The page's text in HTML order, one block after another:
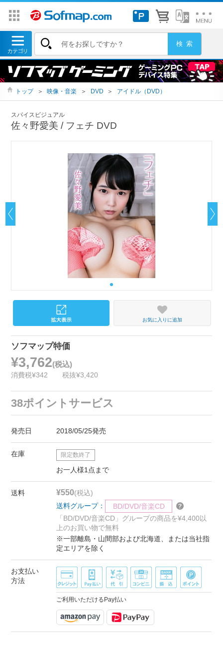
トップ ＞ 映像・音楽 ＞ DVD ＞ アイドル（DVD）
スパイスビジュアル
佐々野愛美 / フェチ DVD
お気に入りに追加
ソフマップ特価
¥3,762(税込)
消費税¥342 税抜¥3,420
38ポイントサービス
発売日 2018/05/25発売
在庫 限定数終了
お一人様1点まで
送料 ¥550(税込)
送料グループ：
BD/DVD/音楽CD
「BD/DVD/音楽CD」グループの商品を¥4,400以
上のお買い物で無料
※一部離島・山間部および北海道、または当社指
定エリアを除く
お支払い
方法
ご利用いただけるPay払い